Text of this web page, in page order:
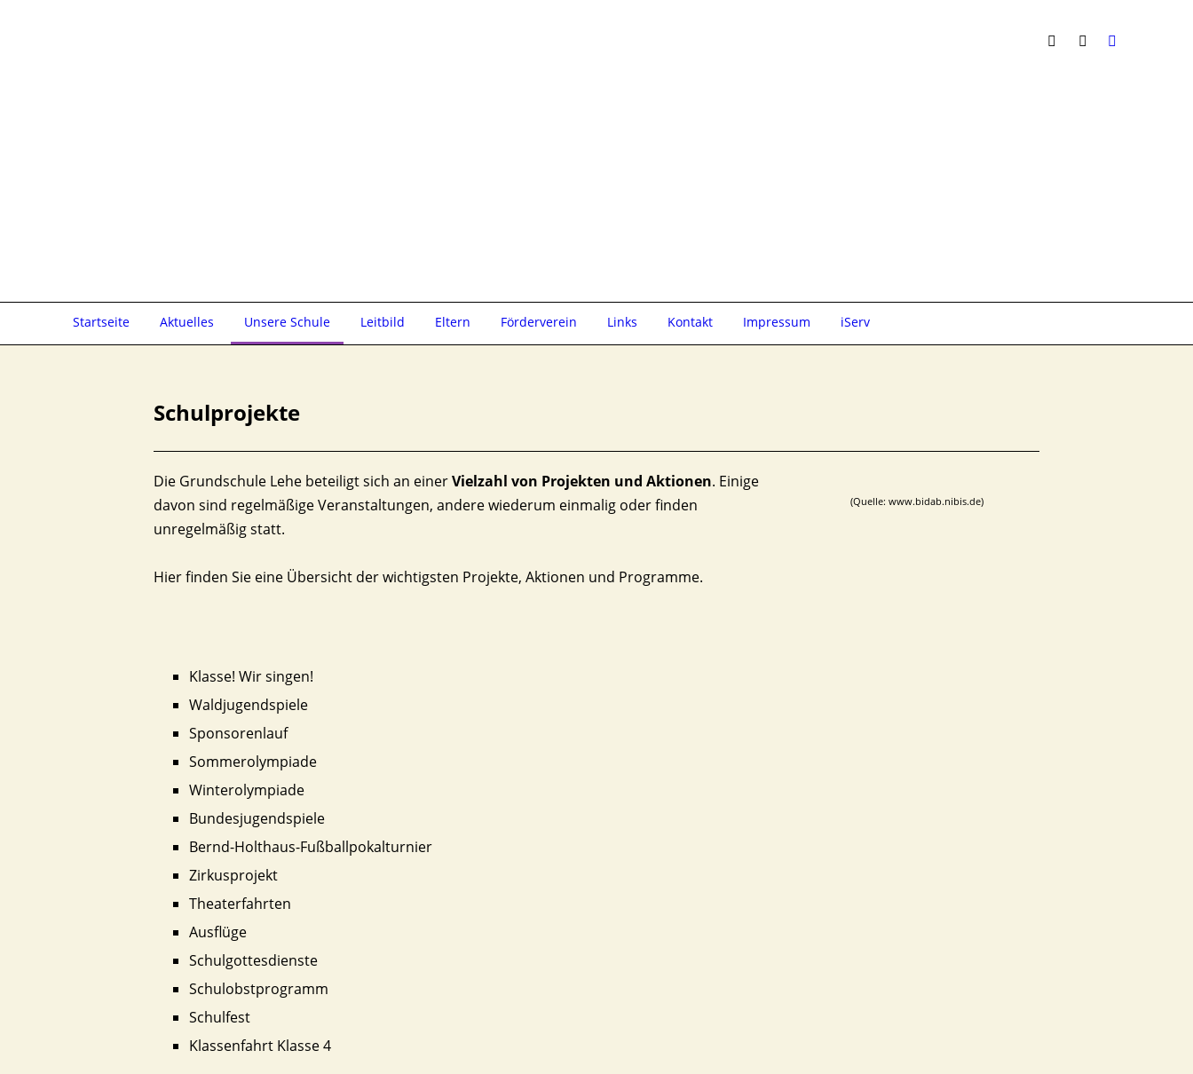
Startseite Aktuelles Unsere Schule Leitbild Eltern Förderverein Links Kontakt Impressum iServ
Schulprojekte
(Quelle: www.bidab.nibis.de)
Die Grundschule Lehe beteiligt sich an einerVielzahl von Projekten und Aktionen. Einige
davon sind regelmäßige Veranstaltungen, andere wiederum einmalig oder finden
unregelmäßig statt.
Hier finden Sie eine Übersicht der wichtigsten Projekte, Aktionen und Programme.
Klasse! Wir singen!
Waldjugendspiele
Sponsorenlauf
Sommerolympiade
Winterolympiade
Bundesjugendspiele
Bernd-Holthaus-Fußballpokalturnier
Zirkusprojekt
Theaterfahrten
Ausflüge
Schulgottesdienste
Schulobstprogramm
Schulfest
Klassenfahrt Klasse 4